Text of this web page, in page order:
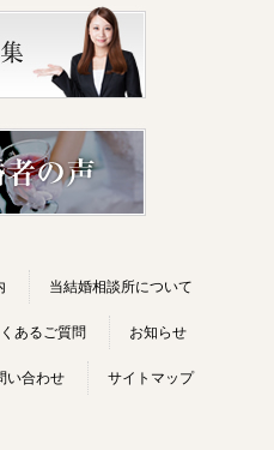
当結婚相談所について
あるご質問 お知らせ
い合わせ サイトマップ